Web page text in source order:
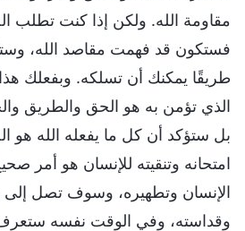
مقاومة الله. ولكن إذا كنت
فستكون قد فهمت مقاصد الله،
طريقًا يمكنك أن تسلكه. وبفعلك
الذي تؤمن به هو الحق والطريق
بل ستؤكد أن كل ما يفعله الله هو
امتحانه وتنقيته للإنسان هو أمر
الإنسان وتطهيره، وسوف تصل إلى
وقداسته، وفي الوقت نفسه